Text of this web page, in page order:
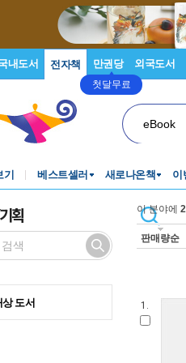
내도서 전자책 만권당
첫달무료
외국도서
eBook
베스트셀러 새로나온책 이
획
도서
이 분야에 2
판매량순
1.